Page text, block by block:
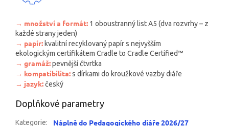
→ množství a formát: 1 oboustranný list A5 (dva rozvrhy – z
každé strany jeden)
→ papír: kvalitní recyklovanýpapír s nejvyšším
ekologickým certifikátem Cradle to Cradle Certified™
→ gramáž:pevnější čtvrtka
→ kompatibilita:s dírkami do kroužkové vazby diáře
→ jazyk:český
Doplňkové parametry
Kategorie: Náplně do Pedagogického diáře 2026/27